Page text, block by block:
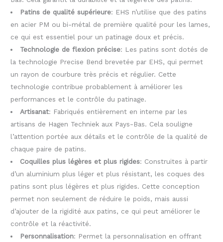
Patins de qualité supérieure: EHS n’utilise que des patins
en acier PM ou bi-métal de première qualité pour les lames,
ce qui est essentiel pour un patinage doux et précis.
Technologie de flexion précise: Les patins sont dotés de
la technologie Precise Bend brevetée par EHS, qui permet
un rayon de courbure très précis et régulier. Cette
technologie contribue probablement à améliorer les
performances et le contrôle du patinage.
Artisanat: Fabriqués entièrement en interne par les
artisans de Hagen Techniek aux Pays-Bas. Cela souligne
l’attention portée aux détails et le contrôle de la qualité de
chaque paire de patins.
Coquilles plus légères et plus rigides: Construites à partir
d’un aluminium plus léger et plus résistant, les coques des
patins sont plus légères et plus rigides. Cette conception
permet non seulement de réduire le poids, mais aussi
d’ajouter de la rigidité aux patins, ce qui peut améliorer le
contrôle et la réactivité.
Personnalisation: Permet la personnalisation en offrant